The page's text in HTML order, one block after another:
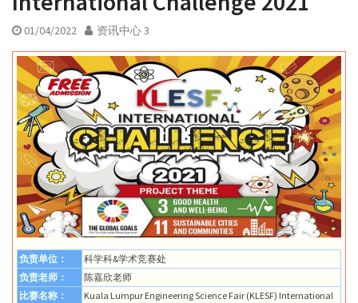
01/04/2022 资讯中心 3
负责单位：
科学科&学术竞赛处
负责老师：
陈嘉欣老师
比赛名称：
Kuala Lumpur Engineering Science Fair (KLESF) International